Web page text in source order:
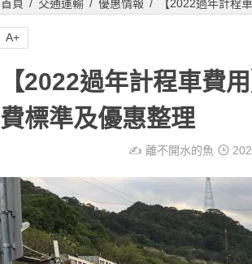
首頁 交通運輸 優惠情報 【2022過年計程
【2022過年計程車費
費標準及優惠整理
✍️離不開水的魚
A+